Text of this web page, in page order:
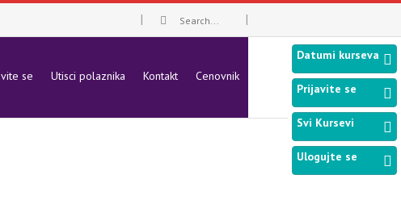
se Utisci polaznika Kontakt Cenovnik
Datumi kurseva
Prijavite se
Svi Kursevi
Ulogujte se